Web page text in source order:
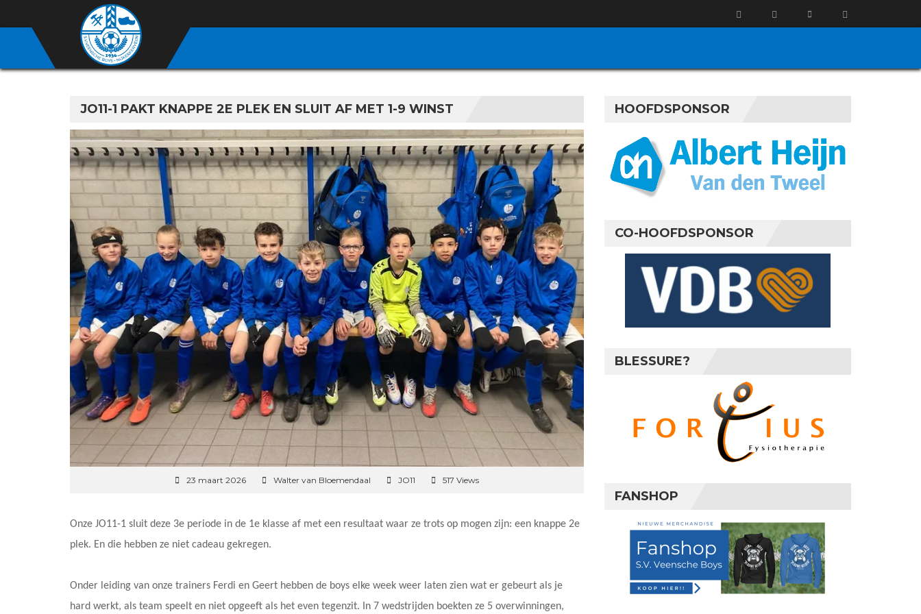
JO11-1 PAKT KNAPPE 2E PLEK EN SLUIT AF MET 1-9 WINST
23 maart 2026 Walter van Bloemendaal JO11 517 Views
Onze JO11-1 sluit deze 3e periode in de 1e klasse af met een resultaat waar ze trots op mogen zijn: een knappe 2e
plek. En die hebben ze niet cadeau gekregen.
Onder leiding van onze trainers Ferdi en Geert hebben de boys elke week weer laten zien wat er gebeurt als je
hard werkt, als team speelt en niet opgeeft als het even tegenzit. In 7 wedstrijden boekten ze 5 overwinningen,
HOOFDSPONSOR
CO-HOOFDSPONSOR
BLESSURE?
FANSHOP